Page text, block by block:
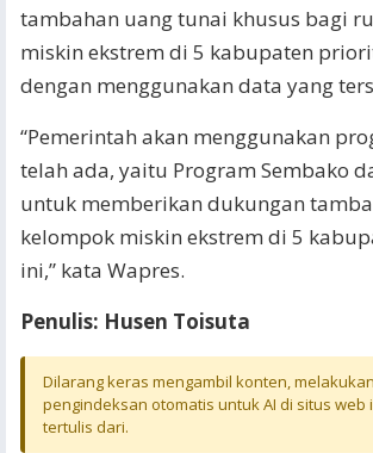
tambahan uang tunai khusus bagi
miskin ekstrem di 5 kabupaten
dengan menggunakan data yang
“Pemerintah akan menggunakan
telah ada, yaitu Program Sembako
untuk memberikan dukungan
kelompok miskin ekstrem di 5
ini,” kata Wapres.
Penulis: Husen Toisuta
Dilarang keras mengambil konten,
pengindeksan otomatis untuk AI di situs web
tertulis dari.